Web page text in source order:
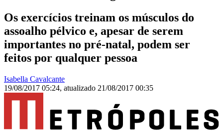
Os exercícios treinam os músculos do
assoalho pélvico e, apesar de serem
importantes no pré-natal, podem ser
feitos por qualquer pessoa
Isabella Cavalcante
19/08/2017 05:24, atualizado 21/08/2017 00:35